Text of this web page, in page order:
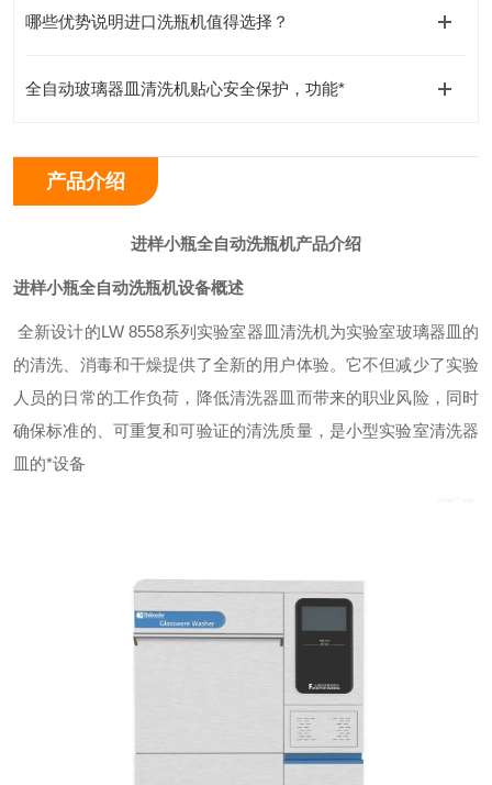
哪些优势说明进口洗瓶机值得选择？
全自动玻璃器皿清洗机贴心安全保护，功能*
产品介绍
进样小瓶全自动洗瓶机产品介绍
进样小瓶全自动洗瓶机设备概述
全新设计的LW 8558系列实验室器皿清洗机为实验室玻璃器皿的
的清洗、消毒和干燥提供了全新的用户体验。它不但减少了实验
人员的日常的工作负荷，降低清洗器皿而带来的职业风险，同时
确保标准的、可重复和可验证的清洗质量，是小型实验室清洗器
皿的*设备